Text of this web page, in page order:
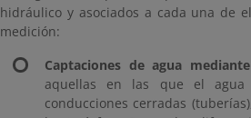
hidráulico y asociados a cada una de
medición:
Captaciones de agua
aquellas en las que el
conducciones cerradas